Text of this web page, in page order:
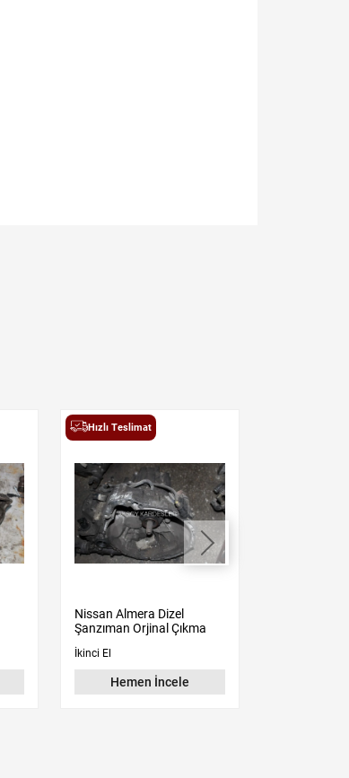
Hızlı Teslimat
Nissan Almera Dizel
Şanzıman Orjinal Çıkma
İkinci El
Hemen İncele